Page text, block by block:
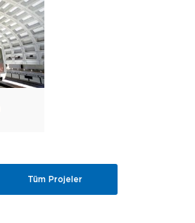
Tüm Projeler